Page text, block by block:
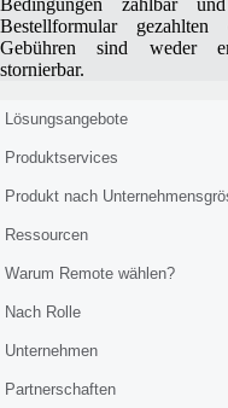
Bestellformular
Gebühren sind weder
stornierbar.
Lösungsangebote
Produktservices
Produkt nach
Ressourcen
Warum Remote wählen?
Nach Rolle
Unternehmen
Partnerschaften